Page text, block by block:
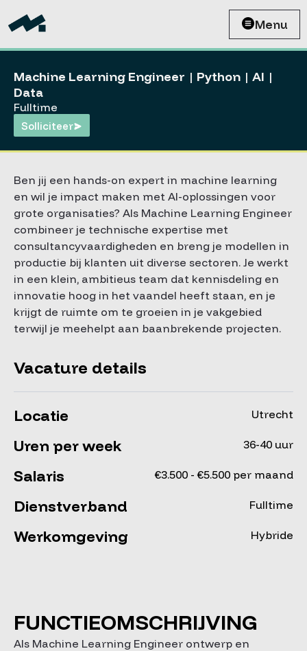
Menu
Machine Learning Engineer | Python | AI |
Data
Fulltime
Solliciteer
Ben jij een hands-on expert in machine learning
en wil je impact maken met AI-oplossingen voor
grote organisaties? Als Machine Learning Engineer
combineer je technische expertise met
consultancyvaardigheden en breng je modellen in
productie bij klanten uit diverse sectoren. Je werkt
in een klein, ambitieus team dat kennisdeling en
innovatie hoog in het vaandel heeft staan, en je
krijgt de ruimte om te groeien in je vakgebied
terwijl je meehelpt aan baanbrekende projecten.
Vacature details
Locatie Utrecht
Uren per week 36-40 uur
Salaris €3.500 - €5.500 per maand
Dienstverband Fulltime
Werkomgeving Hybride
FUNCTIEOMSCHRIJVING
Als Machine Learning Engineer ontwerp en